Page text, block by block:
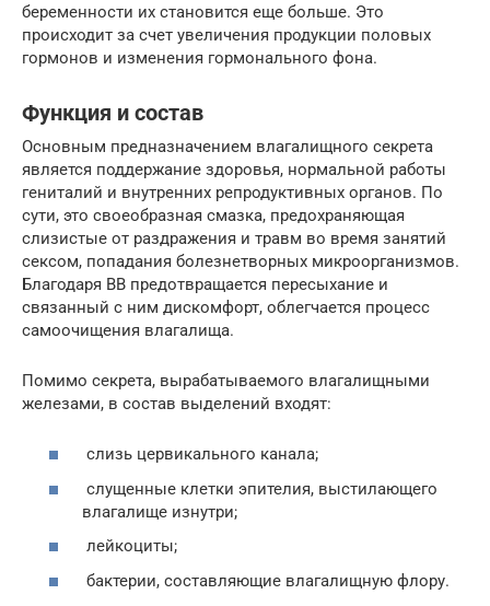
беременности их становится еще больше. Это
происходит за счет увеличения продукции половых
гормонов и изменения гормонального фона.
Функция и состав
Основным предназначением влагалищного секрета
является поддержание здоровья, нормальной работы
гениталий и внутренних репродуктивных органов. По
сути, это своеобразная смазка, предохраняющая
слизистые от раздражения и травм во время занятий
сексом, попадания болезнетворных микроорганизмов.
Благодаря ВВ предотвращается пересыхание и
связанный с ним дискомфорт, облегчается процесс
самоочищения влагалища.
Помимо секрета, вырабатываемого влагалищными
железами, в состав выделений входят:
слизь цервикального канала;
слущенные клетки эпителия, выстилающего
влагалище изнутри;
лейкоциты;
бактерии, составляющие влагалищную флору.